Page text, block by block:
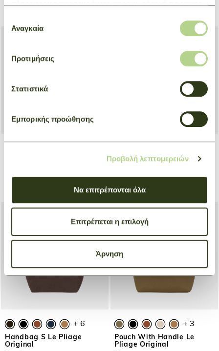
των υπηρεσιών τους.
συγκατάθεσης
Αναγκαία
Προτιμήσεις
Στατιστικά
Εμπορικής προώθησης
Προβολή λεπτομερειών
Να επιτρέπονται όλα
Επιτρέπεται η επιλογή
Άρνηση
Natural
Natural
Handbag S Le Pliage
€ 120,00
NEW
+ 6
Handbag S Le Pliage
Original
NEW
+ 3
Pouch With Handle Le
Pliage Original